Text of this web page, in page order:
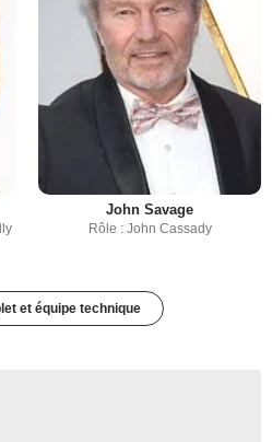
John Savage
Rôle : John Cassady
et équipe technique